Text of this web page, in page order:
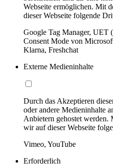
Webseite ermöglichen. Mit
dieser Webseite folgende
Google Tag Manager, UET
Consent Mode von
Klarna, Freshchat
Externe Medieninhalte
Durch das Akzeptieren
oder andere Medieninhalte
Anbietern gehostet
wir auf dieser Webseite
Vimeo, YouTube
Erforderlich